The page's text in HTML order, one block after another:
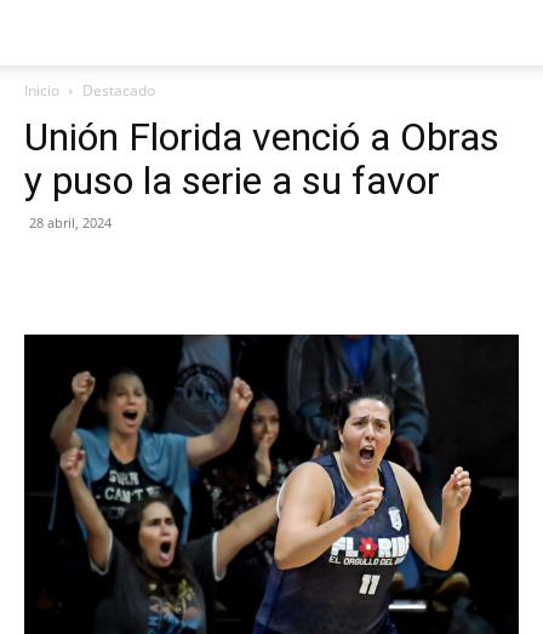
Inicio Destacado
Unión Florida venció a Obras
y puso la serie a su favor
28 abril, 2024